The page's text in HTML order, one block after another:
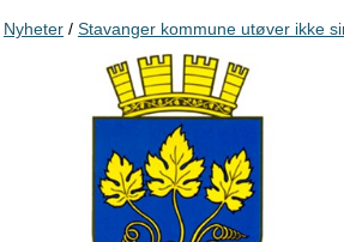
Nyheter / Stavanger kommune utøver ikke